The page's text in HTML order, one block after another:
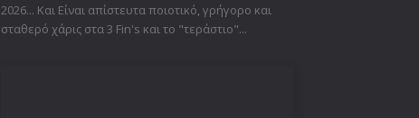
2026... Και Είναι απίστευτα ποιοτικό, γρήγορο και
σταθερό χάρις στα 3 Fin's και το "τεράστιο"...